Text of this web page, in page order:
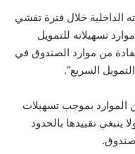
الداخلية خلال فترة تفشي
تسهيلاته للتمويل
من موارد الصندوق في
السريع”.
الموارد بموجب تسهيلات
ينبغي تقييدها بالحدود